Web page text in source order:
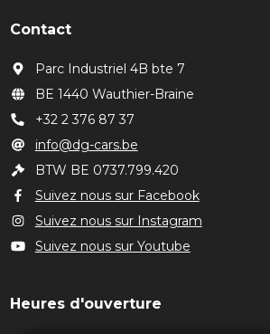
Contact
Parc Industriel 4B bte 7
BE 1440 Wauthier-Braine
+32 2 376 87 37
info@dg-cars.be
BTW BE 0737.799.420
Suivez nous sur Facebook
Suivez nous sur Instagram
Suivez nous sur Youtube
Heures d'ouverture